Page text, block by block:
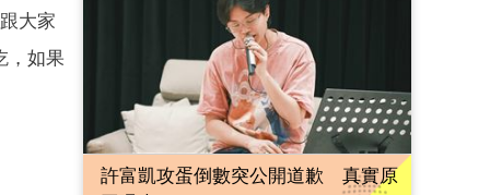
大家
如果
許富凱攻蛋倒數突公開道歉 真實原